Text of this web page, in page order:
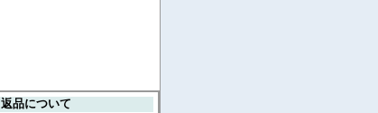
返品について